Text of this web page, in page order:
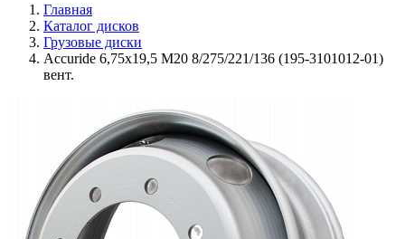
Главная
Каталог дисков
Грузовые диски
Accuride 6,75x19,5 M20 8/275/221/136 (195-3101012-01)
вент.